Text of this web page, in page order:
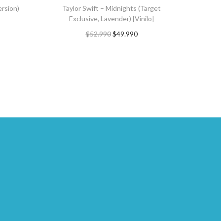
Taylor Swift – Midnights (Target
Exclusive, Lavender) [Vinilo]
$52.990 $49.990